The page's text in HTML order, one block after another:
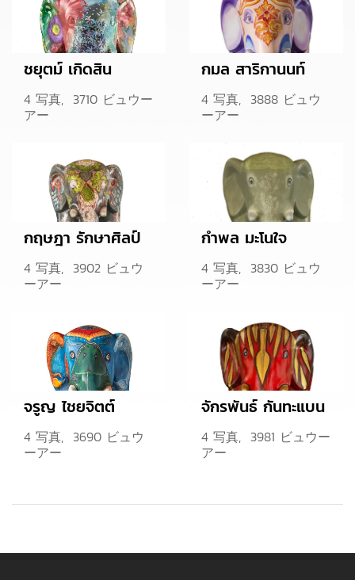
ชยุตม์ เกิดสิน
4 写真, 3710 ビュウー
アー
กมล สาริกานนท์
4 写真, 3888 ビュウ
ーアー
กฤษฎา รักษาศิลป์
4 写真, 3902 ビュウ
ーアー
กำพล มะโนใจ
4 写真, 3830 ビュウ
ーアー
จรูญ ไชยจิตต์
4 写真, 3690 ビュウ
ーアー
จักรพันธ์ กันทะแบน
4 写真, 3981 ビュウー
アー